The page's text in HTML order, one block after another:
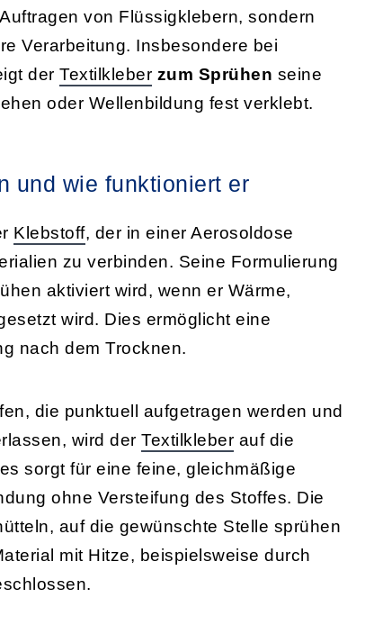
von Flüssigklebern, sondern
Verarbeitung. Insbesondere bei
der Textilkleber zum Sprühen seine
oder Wellenbildung fest verklebt.
und wie funktioniert er
Klebstoff, der in einer Aerosoldose
zu verbinden. Seine Formulierung
aktiviert wird, wenn er Wärme,
wird. Dies ermöglicht eine
nach dem Trocknen.
die punktuell aufgetragen werden und
wird der Textilkleber auf die
sorgt für eine feine, gleichmäßige
ohne Versteifung des Stoffes. Die
auf die gewünschte Stelle sprühen
mit Hitze, beispielsweise durch